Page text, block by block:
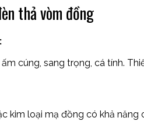
thả vòm đồng
cúng, sang trọng, cá tính.
kim loại mạ đồng có khả